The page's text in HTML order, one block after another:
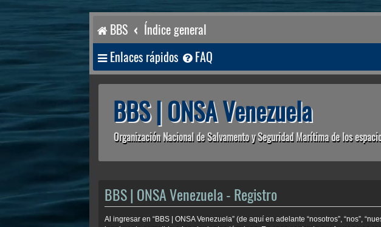
BBS Índice general
Enlaces rápidos FAQ
BBS | ONSA Venezuela
Organización Nacional de Salvamento y Seguridad Marítima de los
BBS | ONSA Venezuela - Registro
Al ingresar en “BBS | ONSA Venezuela” (de aquí en adelante “nosotros”, “nos”,